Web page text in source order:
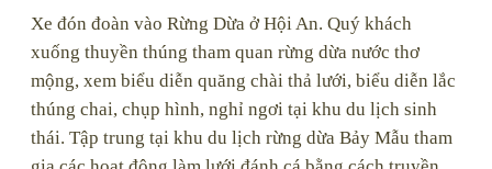
Xe đón đoàn vào Rừng Dừa ở Hội An. Quý khách
xuống thuyền thúng tham quan rừng dừa nước thơ
mộng, xem biểu diễn quăng chài thả lưới, biểu diễn lắc
thúng chai, chụp hình, nghỉ ngơi tại khu du lịch sinh
thái. Tập trung tại khu du lịch rừng dừa Bảy Mẫu tham